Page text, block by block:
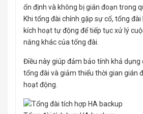
ổn định và không bị gián đoạn trong
Khi tổng đài chính gặp sự cố, tổng
kích hoạt tự động để tiếp tục xử lý
năng khác của tổng đài.
Điều này giúp đảm bảo tính khả dụng
tổng đài và giảm thiểu thời gian gián
hoạt động.